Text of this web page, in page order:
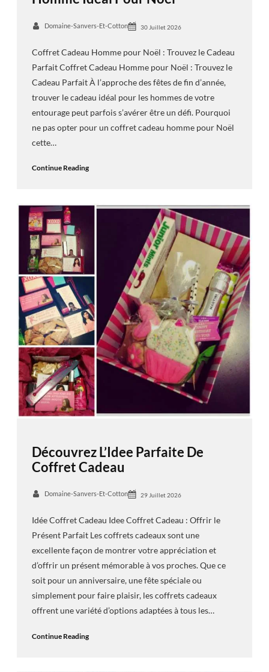
Domaine-Sanvers-Et-Cotton 30 Juillet 2026
Coffret Cadeau Homme pour Noël : Trouvez le Cadeau
Parfait Coffret Cadeau Homme pour Noël : Trouvez le
Cadeau Parfait À l’approche des fêtes de fin d’année,
trouver le cadeau idéal pour les hommes de votre
entourage peut parfois s’avérer être un défi. Pourquoi
ne pas opter pour un coffret cadeau homme pour Noël
cette…
Continue Reading
Découvrez L’Idee Parfaite De
Coffret Cadeau
Domaine-Sanvers-Et-Cotton 29 Juillet 2026
Idée Coffret Cadeau Idee Coffret Cadeau : Offrir le
Présent Parfait Les coffrets cadeaux sont une
excellente façon de montrer votre appréciation et
d’offrir un présent mémorable à vos proches. Que ce
soit pour un anniversaire, une fête spéciale ou
simplement pour faire plaisir, les coffrets cadeaux
offrent une variété d’options adaptées à tous les…
Continue Reading